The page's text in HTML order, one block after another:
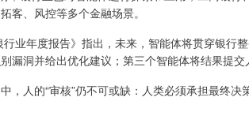
客、风控等多个金融场景。
业年度报告》指出，未来，智能体将贯穿银行
漏洞并给出优化建议；第三个智能体将结果提交
，人的“审核”仍不可或缺：人类必须承担最终